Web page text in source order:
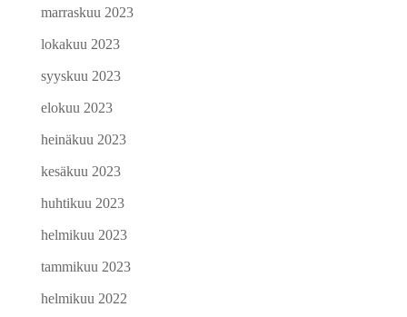
marraskuu 2023
lokakuu 2023
syyskuu 2023
elokuu 2023
heinäkuu 2023
kesäkuu 2023
huhtikuu 2023
helmikuu 2023
tammikuu 2023
helmikuu 2022